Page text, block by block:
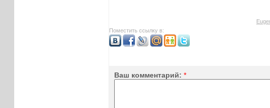
Поместить ссылку в:
Ваш комментарий: *